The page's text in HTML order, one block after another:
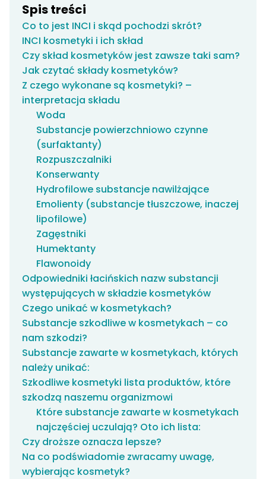
Spis treści
Co to jest INCI i skąd pochodzi skrót?
INCI kosmetyki i ich skład
Czy skład kosmetyków jest zawsze taki sam?
Jak czytać składy kosmetyków?
Z czego wykonane są kosmetyki? –
interpretacja składu
Woda
Substancje powierzchniowo czynne
(surfaktanty)
Rozpuszczalniki
Konserwanty
Hydrofilowe substancje nawilżające
Emolienty (substancje tłuszczowe, inaczej
lipofilowe)
Zagęstniki
Humektanty
Flawonoidy
Odpowiedniki łacińskich nazw substancji
występujących w składzie kosmetyków
Czego unikać w kosmetykach?
Substancje szkodliwe w kosmetykach – co
nam szkodzi?
Substancje zawarte w kosmetykach, których
należy unikać:
Szkodliwe kosmetyki lista produktów, które
szkodzą naszemu organizmowi
Które substancje zawarte w kosmetykach
najczęściej uczulają? Oto ich lista:
Czy droższe oznacza lepsze?
Na co podświadomie zwracamy uwagę,
wybierając kosmetyk?